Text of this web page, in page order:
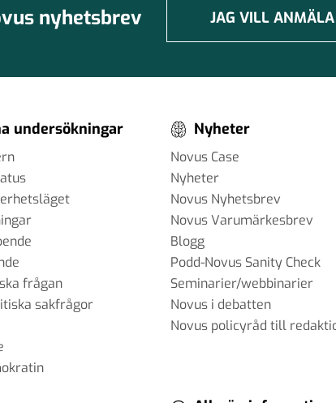
nyhetsbrev JAG VILL
undersökningar
frågan
sakfrågor
Nyheter
Novus Case
Nyheter
Novus Nyhetsbrev
Novus Varumärkesbrev
Blogg
Podd-Novus Sanity Check
Seminarier/webbinarier
Novus i debatten
Novus policyråd till